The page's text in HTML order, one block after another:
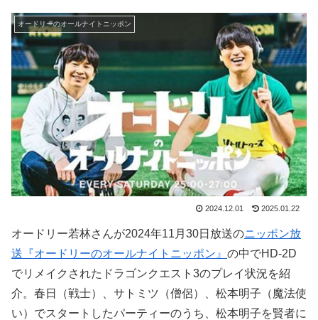
オードリーのオールナイトニッポン
2024.12.01 2025.01.22
オードリー若林さんが2024年11月30日放送のニッポン放
送『オードリーのオールナイトニッポン』 の中でHD-2D
でリメイクされたドラゴンクエスト3のプレイ状況を紹
介。春日（戦士）、サトミツ（僧侶）、松本明子（魔法使
い）でスタートしたパーティーのうち、松本明子を賢者に